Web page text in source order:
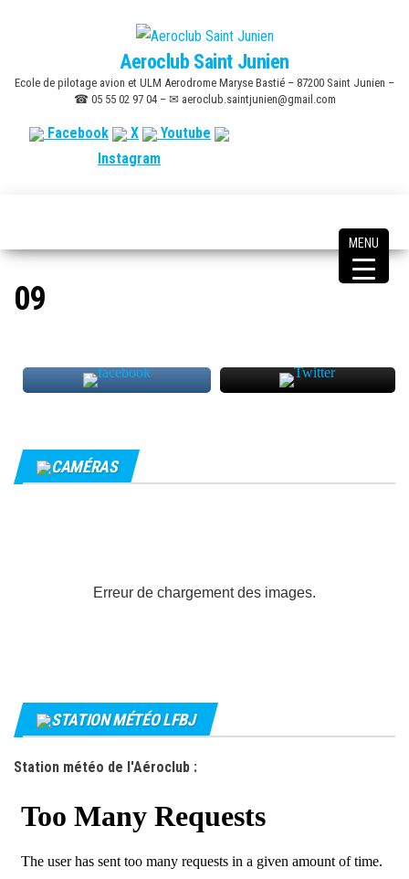
content
Aeroclub Saint Junien
Ecole de pilotage avion et ULM Aerodrome Maryse Bastié – 87200 Saint Junien –
☎ 05 55 02 97 04 – ✉ aeroclub.saintjunien@gmail.com
Facebook X
Youtube
Instagram
09
CAMÉRAS
Erreur de chargement des images.
STATION MÉTÉO LFBJ
Station météo de l'Aéroclub :
MENU